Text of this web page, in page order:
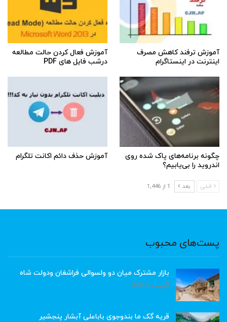
آموزش ترفند کاهش مصرف
اینترنت در اینستاگرام
آموزش فعال کردن حالت مطالعه
درشب فایل های PDF
چگونه برنامه‌های پاک شده روی
اندروید را بی‌یابیم؟
آموزش حذف دائم اکانت تلگرام
قبلی بعد 1 از 1,446
پست‌های محبوب
بازار مشترک میان دو ولسوالی فراشغان ودولت شاه
آگوست 8, 2026
قریه گک ما بندوجوی باباعلی آبشار پنجشیر